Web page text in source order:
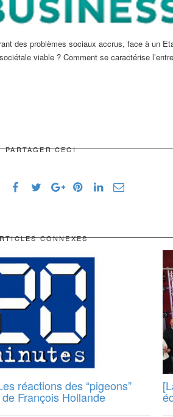
des problèmes sociaux accrus, face à un
viable ? Comment se caractérise
PARTAGER CECI
CONNEXES
réactions des “pigeons”
François Hollande